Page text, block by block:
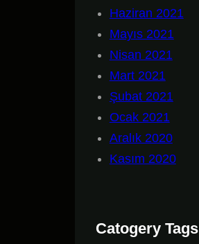
Haziran 2021
Mayıs 2021
Nisan 2021
Mart 2021
Şubat 2021
Ocak 2021
Aralık 2020
Kasım 2020
Catogery Tags